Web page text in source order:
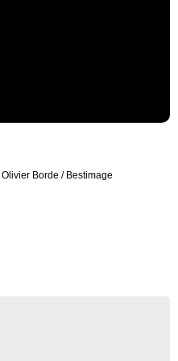
Borde / Bestimage